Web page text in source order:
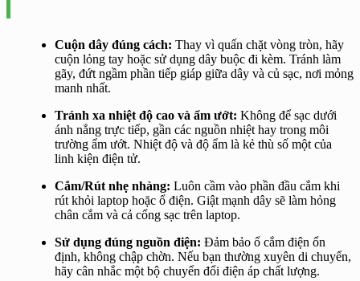
Cuộn dây đúng cách: Thay vì quấn chặt vòng tròn, hãy
cuộn lỏng tay hoặc sử dụng dây buộc đi kèm. Tránh làm
gãy, đứt ngầm phần tiếp giáp giữa dây và củ sạc, nơi mỏng
manh nhất.
Tránh xa nhiệt độ cao và ẩm ướt: Không để sạc dưới
ánh nắng trực tiếp, gần các nguồn nhiệt hay trong môi
trường ẩm ướt. Nhiệt độ và độ ẩm là kẻ thù số một của
linh kiện điện tử.
Cắm/Rút nhẹ nhàng: Luôn cầm vào phần đầu cắm khi
rút khỏi laptop hoặc ổ điện. Giật mạnh dây sẽ làm hỏng
chân cắm và cả cổng sạc trên laptop.
Sử dụng đúng nguồn điện: Đảm bảo ổ cắm điện ổn
định, không chập chờn. Nếu bạn thường xuyên di chuyển,
hãy cân nhắc một bộ chuyển đổi điện áp chất lượng.